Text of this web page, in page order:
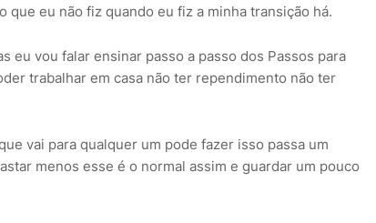
eu não fiz quando eu fiz a minha transição há.
eu vou falar ensinar passo a passo dos Passos para
trabalhar em casa não ter rependimento não ter
vai para qualquer um pode fazer isso passa um
menos esse é o normal assim e guardar um pouco